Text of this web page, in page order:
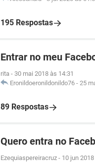
195 Respostas
Entrar no meu
rita - 30 mai 2018 às 14:31
Eronildoeronildonildo76 - 25
89 Respostas
Quero entra no
Ezequiaspereiracruz - 10 jun